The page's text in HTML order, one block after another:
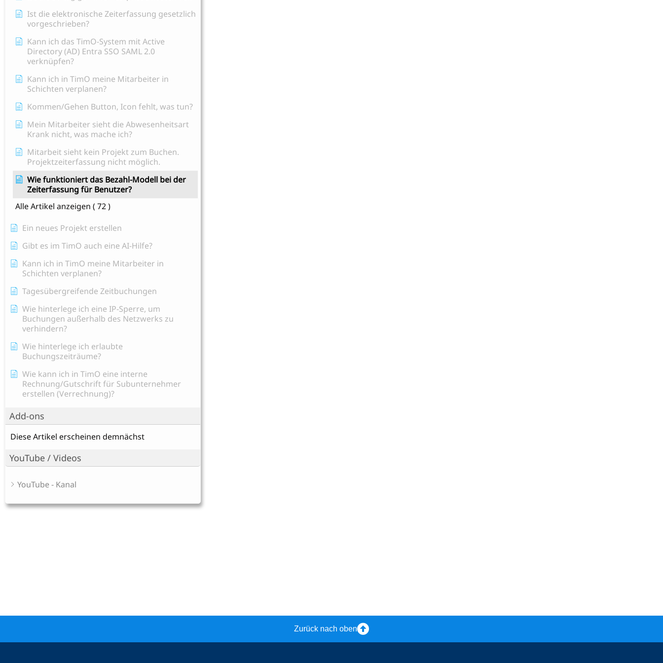
Ist die elektronische Zeiterfassung gesetzlich
vorgeschrieben?
Kann ich das TimO-System mit Active
Directory (AD) Entra SSO SAML 2.0
verknüpfen?
Kann ich in TimO meine Mitarbeiter in
Schichten verplanen?
Kommen/Gehen Button, Icon fehlt, was tun?
Mein Mitarbeiter sieht die Abwesenheitsart
Krank nicht, was mache ich?
Mitarbeit sieht kein Projekt zum Buchen.
Projektzeiterfassung nicht möglich.
Wie funktioniert das Bezahl-Modell bei der
Zeiterfassung für Benutzer?
Alle Artikel anzeigen ( 72 )
Ein neues Projekt erstellen
Gibt es im TimO auch eine AI-Hilfe?
Kann ich in TimO meine Mitarbeiter in
Schichten verplanen?
Tagesübergreifende Zeitbuchungen
Wie hinterlege ich eine IP-Sperre, um
Buchungen außerhalb des Netzwerks zu
verhindern?
Wie hinterlege ich erlaubte
Buchungszeiträume?
Wie kann ich in TimO eine interne
Rechnung/Gutschrift für Subunternehmer
erstellen (Verrechnung)?
Add-ons
Diese Artikel erscheinen demnächst
YouTube / Videos
YouTube - Kanal
Zurück nach oben